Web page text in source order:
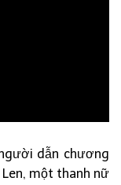
dẫn chương
Len, một thanh nữ